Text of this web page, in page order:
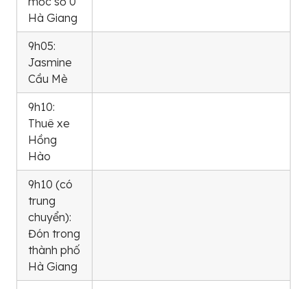
Hà Giang
9h05:
Jasmine
Cầu Mè
9h10:
Thuê xe
Hồng
Hào
9h10 (có
trung
chuyển):
Đón trong
thành phố
Hà Giang